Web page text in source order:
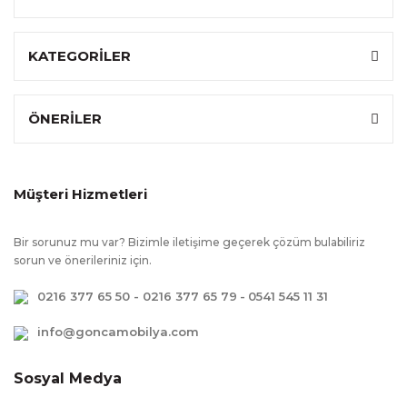
KATEGORİLER
ÖNERİLER
Müşteri Hizmetleri
Bir sorunuz mu var? Bizimle iletişime geçerek çözüm bulabiliriz
sorun ve önerileriniz için.
0216 377 65 50 - 0216 377 65 79 - 0541 545 11 31
info@goncamobilya.com
Sosyal Medya